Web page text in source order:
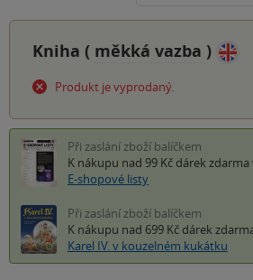
Kniha ( měkká vazba )
Produkt je vyprodaný.
Při zaslání zboží balíčkem
K nákupu nad 99 Kč dárek zdarma
E-shopové listy
Při zaslání zboží balíčkem
K nákupu nad 699 Kč dárek
Karel IV. v kouzelném kukátku